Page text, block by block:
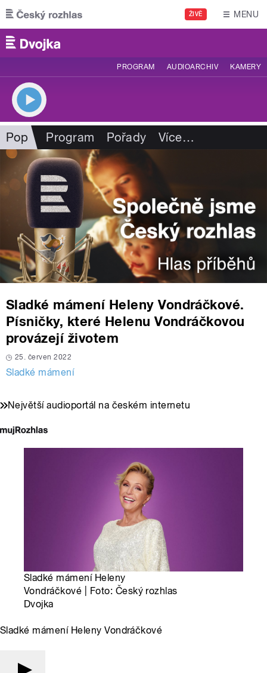
Přejít k hlavnímu obsahu
ŽIVĚ MENU
PROGRAM AUDIOARCHIV KAMERY
Pop Program Pořady Více…
Sladké mámení Heleny Vondráčkové.
Písničky, které Helenu Vondráčkovou
provázejí životem
25. červen 2022
Sladké mámení
Největší audioportál na českém internetu
Sladké mámení Heleny
Vondráčkové | Foto: Český rozhlas
Dvojka
Sladké mámení Heleny Vondráčkové